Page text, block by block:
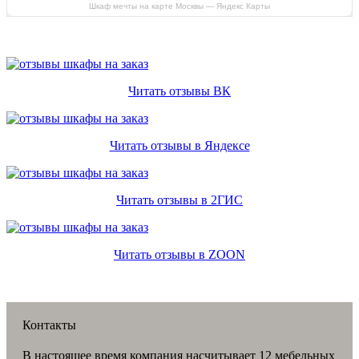
Шкаф мечты на карте Москвы — Яндекс Карты
Читать отзывы ВК
Читать отзывы в Яндексе
Читать отзывы в 2ГИС
Читать отзывы в ZOON
Контакты
В настоящее время компания насчитывает 12 мебельных